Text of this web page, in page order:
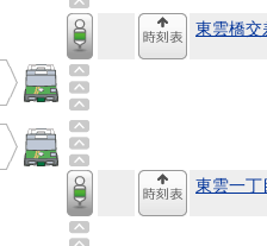
東雲橋交
東雲一丁